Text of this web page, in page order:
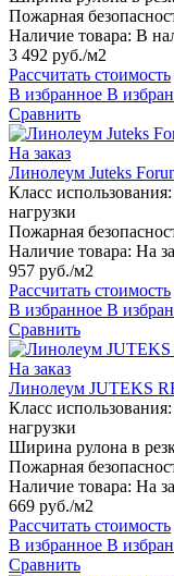
Пожарная
Наличие товара: В
3 492 руб./м2
Рассчитать стоимость
В избранное В
Сравнить
На заказ
Линолеум Juteks
Класс использования:
нагрузки
Пожарная
Наличие товара: На
957 руб./м2
Рассчитать стоимость
В избранное В
Сравнить
На заказ
Линолеум JUTEKS
Класс использования:
нагрузки
Ширина рулона в
Пожарная
Наличие товара: На
669 руб./м2
Рассчитать стоимость
В избранное В
Сравнить